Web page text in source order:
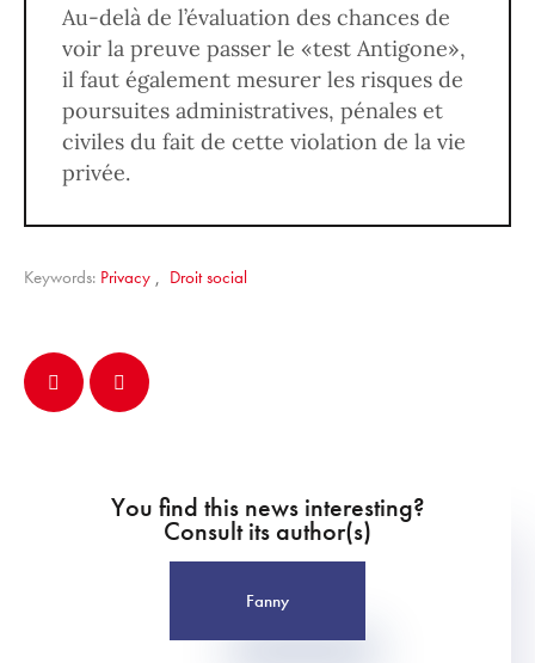
Au-delà de l’évaluation des chances de
voir la preuve passer le «test Antigone»,
il faut également mesurer les risques de
poursuites administratives, pénales et
civiles du fait de cette violation de la vie
privée.
Keywords: Privacy , Droit social
You find this news interesting?
Consult its author(s)
Fanny